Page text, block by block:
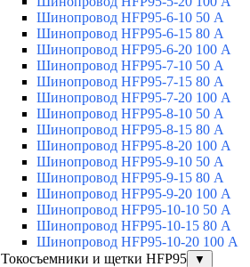
Шинопровод HFP95-6-10 50 А
Шинопровод HFP95-6-15 80 А
Шинопровод HFP95-6-20 100 А
Шинопровод HFP95-7-10 50 А
Шинопровод HFP95-7-15 80 А
Шинопровод HFP95-7-20 100 А
Шинопровод HFP95-8-10 50 А
Шинопровод HFP95-8-15 80 А
Шинопровод HFP95-8-20 100 А
Шинопровод HFP95-9-10 50 А
Шинопровод HFP95-9-15 80 А
Шинопровод HFP95-9-20 100 А
Шинопровод HFP95-10-10 50 А
Шинопровод HFP95-10-15 80 А
Шинопровод HFP95-10-20 100 А
Токосъемники и щетки HFP95
▼